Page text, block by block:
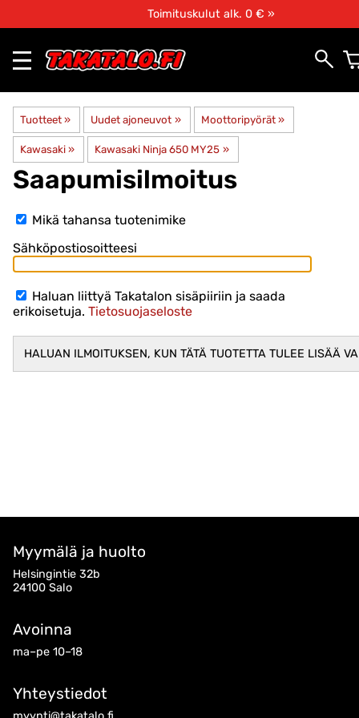
Toimituskulut alk. 0 € »
Tuotteet ‪» Uudet ajoneuvot ‪» Moottoripyörät ‪»
Kawasaki ‪» Kawasaki Ninja 650 MY25 ‪»
Saapumisilmoitus
Mikä tahansa tuotenimike
Sähköpostiosoitteesi
Haluan liittyä Takatalon sisäpiiriin ja saada
erikoisetuja. Tietosuojaseloste
Myymälä ja huolto
Helsingintie 32b
24100 Salo
Avoinna
ma–pe 10–18
Yhteystiedot